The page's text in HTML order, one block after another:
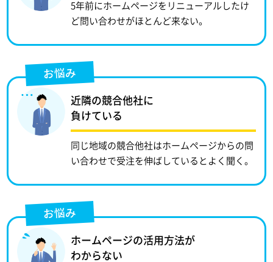
5年前にホームページをリニューアルしたけ
ど問い合わせがほとんど来ない。
お悩み
近隣の競合他社に
負けている
同じ地域の競合他社はホームページからの問
い合わせで受注を伸ばしているとよく聞く。
お悩み
ホームページの活用方法が
わからない